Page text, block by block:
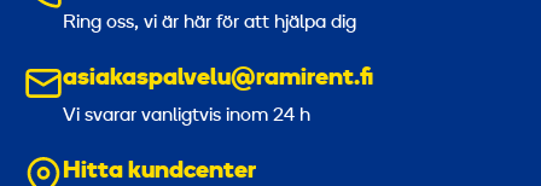
Ring oss, vi är här för att hjälpa dig
asiakaspalvelu@ramirent.fi
Vi svarar vanligtvis inom 24 h
Hitta kundcenter